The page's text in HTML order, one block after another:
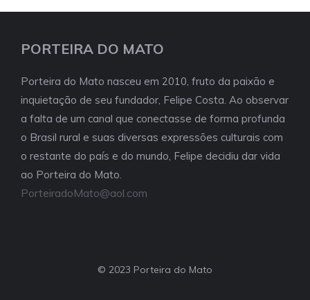
PORTEIRA DO MATO
Porteira do Mato nasceu em 2010, fruto da paixão e
inquietação de seu fundador, Felipe Costa. Ao observar
a falta de um canal que conectasse de forma profunda
o Brasil rural e suas diversas expressões culturais com
o restante do país e do mundo, Felipe decidiu dar vida
ao Porteira do Mato.
PorteiradoMato@aol.com
© 2023 Porteira do Mato